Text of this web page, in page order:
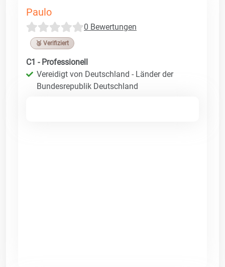
Paulo
0 Bewertungen
🥉 Verifiziert
C1 - Professionell
Vereidigt von Deutschland - Länder der
Bundesrepublik Deutschland